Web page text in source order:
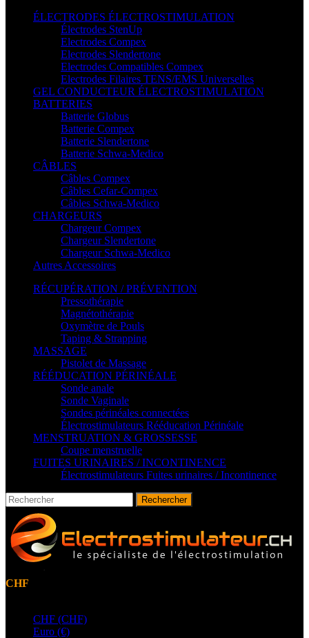
ÉLECTRODES ÉLECTROSTIMULATION
Électrodes StenUp
Electrodes Compex
Electrodes Slendertone
Electrodes Compatibles Compex
Electrodes Filaires TENS/EMS Universelles
GEL CONDUCTEUR ÉLECTROSTIMULATION
BATTERIES
Batterie Globus
Batterie Compex
Batterie Slendertone
Batterie Schwa-Medico
CÂBLES
Câbles Compex
Câbles Cefar-Compex
Câbles Schwa-Medico
CHARGEURS
Chargeur Compex
Chargeur Slendertone
Chargeur Schwa-Medico
Autres Accessoires
RÉCUPÉRATION / PRÉVENTION
Pressothérapie
Magnétothérapie
Oxymètre de Pouls
Taping & Strapping
MASSAGE
Pistolet de Massage
RÉÉDUCATION PÉRINÉALE
Sonde anale
Sonde Vaginale
Sondes périnéales connectées
Électrostimulateurs Rééducation Périnéale
MENSTRUATION & GROSSESSE
Coupe menstruelle
FUITES URINAIRES / INCONTINENCE
Électrostimulateurs Fuites urinaires / Incontinence
Rechercher
CHF
CHF (CHF)
Euro (€)